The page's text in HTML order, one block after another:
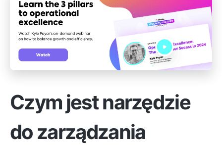
Czym jest narzędzie
do zarządzania